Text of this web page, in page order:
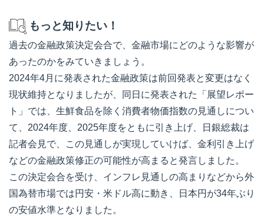
もっと知りたい！
過去の金融政策決定会合で、金融市場にどのような影響が
あったのかをみていきましょう。
2024年4月に発表された金融政策は前回発表と変更はなく
現状維持となりましたが、同日に発表された「展望レポー
ト」では、生鮮食品を除く消費者物価指数の見通しについ
て、2024年度、2025年度をともに引き上げ、日銀総裁は
記者会見で、この見通しが実現していけば、金利引き上げ
などの金融政策修正の可能性が高まると発言しました。
この決定会合を受け、インフレ見通しの高まりなどから外
国為替市場では円安・米ドル高に動き、日本円が34年ぶり
の安値水準となりました。